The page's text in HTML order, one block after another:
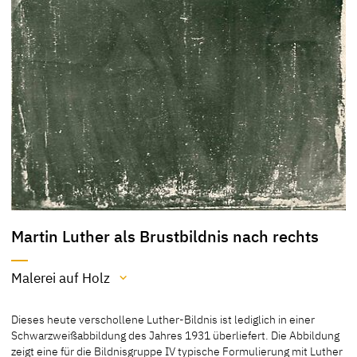
Martin Luther als Brustbildnis nach rechts
Malerei auf Holz
Malerei auf Holz
Dieses heute verschollene Luther-Bildnis ist lediglich in einer
Schwarzweißabbildung des Jahres 1931 überliefert. Die Abbildung
zeigt eine für die Bildnisgruppe IV typische Formulierung mit Luther